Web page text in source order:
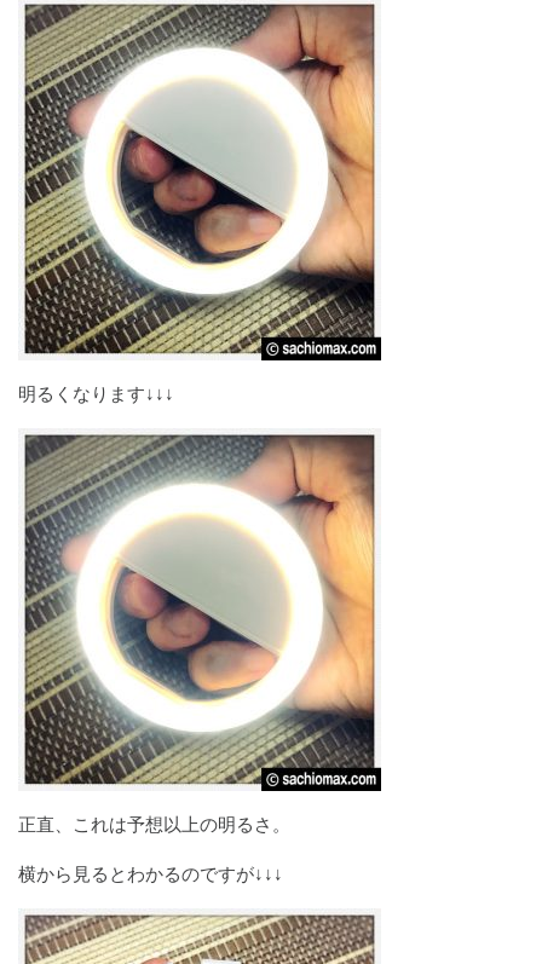
明るくなります↓↓↓
正直、これは予想以上の明るさ。
横から見るとわかるのですが↓↓↓